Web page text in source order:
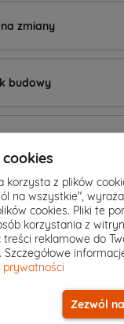
zmiany
budowy
DOBREJ CENIE
projektem
korzysta z plików
na wszystkie",
cookies. Pliki te
korzystania z
reklamowe do
prywatności
Zezwól